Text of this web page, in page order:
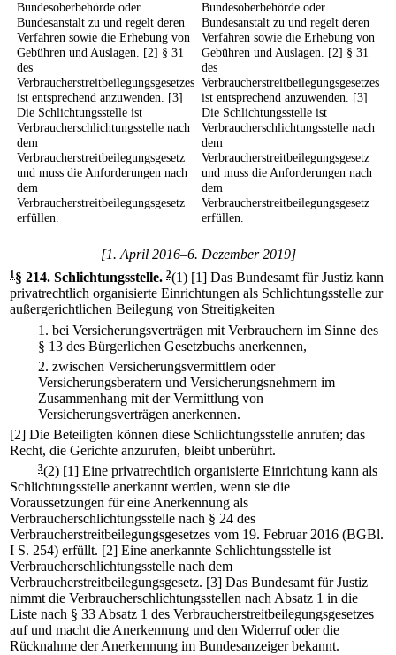
Bundesoberbehörde oder
Bundesanstalt zu und regelt deren
Verfahren sowie die Erhebung von
Gebühren und Auslagen. [2] § 31
des
Verbraucherstreitbeilegungsgesetzes
ist entsprechend anzuwenden. [3]
Die Schlichtungsstelle ist
Verbraucherschlichtungsstelle nach
dem
Verbraucherstreitbeilegungsgesetz
und muss die Anforderungen nach
dem
Verbraucherstreitbeilegungsgesetz
erfüllen.
Bundesoberbehörde oder
Bundesanstalt zu und regelt deren
Verfahren sowie die Erhebung von
Gebühren und Auslagen. [2] § 31
des
Verbraucherstreitbeilegungsgesetzes
ist entsprechend anzuwenden. [3]
Die Schlichtungsstelle ist
Verbraucherschlichtungsstelle nach
dem
Verbraucherstreitbeilegungsgesetz
und muss die Anforderungen nach
dem
Verbraucherstreitbeilegungsgesetz
erfüllen.
[1. April 2016–6. Dezember 2019]
1§ 214. Schlichtungsstelle. 2(1) [1] Das Bundesamt für Justiz kann
privatrechtlich organisierte Einrichtungen als Schlichtungsstelle zur
außergerichtlichen Beilegung von Streitigkeiten
1. bei Versicherungsverträgen mit Verbrauchern im Sinne des
§ 13 des Bürgerlichen Gesetzbuchs anerkennen,
2. zwischen Versicherungsvermittlern oder
Versicherungsberatern und Versicherungsnehmern im
Zusammenhang mit der Vermittlung von
Versicherungsverträgen anerkennen.
[2] Die Beteiligten können diese Schlichtungsstelle anrufen; das
Recht, die Gerichte anzurufen, bleibt unberührt.
3(2) [1] Eine privatrechtlich organisierte Einrichtung kann als
Schlichtungsstelle anerkannt werden, wenn sie die
Voraussetzungen für eine Anerkennung als
Verbraucherschlichtungsstelle nach § 24 des
Verbraucherstreitbeilegungsgesetzes vom 19. Februar 2016 (BGBl.
I S. 254) erfüllt. [2] Eine anerkannte Schlichtungsstelle ist
Verbraucherschlichtungsstelle nach dem
Verbraucherstreitbeilegungsgesetz. [3] Das Bundesamt für Justiz
nimmt die Verbraucherschlichtungsstellen nach Absatz 1 in die
Liste nach § 33 Absatz 1 des Verbraucherstreitbeilegungsgesetzes
auf und macht die Anerkennung und den Widerruf oder die
Rücknahme der Anerkennung im Bundesanzeiger bekannt.